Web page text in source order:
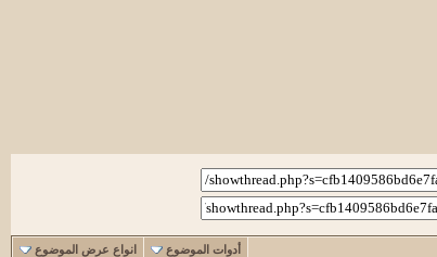
أدوات الموضوع انواع عرض الموضوع